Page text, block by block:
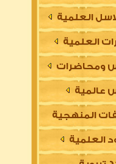
العلمية
العلمية
ومحاضرات
عالمية
المنهجية
العلمية